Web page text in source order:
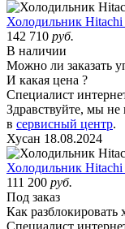
Холодильник
142 710 руб.
В наличии
Можно ли заказать
И какая цена ?
Специалист
Здравствуйте, мы не
в сервисный центр.
Хусан 18.08.2024
Холодильник
111 200 руб.
Под заказ
Как разблокировать
Специалист